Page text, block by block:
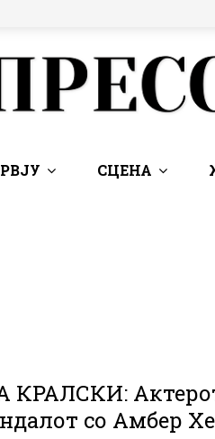
СЦЕНА
со Амбер